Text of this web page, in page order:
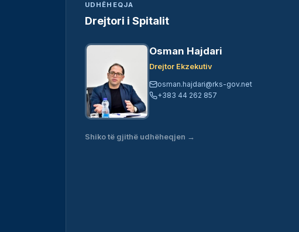
UDHËHEQJA
Drejtori i Spitalit
Osman Hajdari
Drejtor Ekzekutiv
osman.hajdari@rks-gov.net
+383 44 262 857
Shiko të gjithë udhëheqjen →